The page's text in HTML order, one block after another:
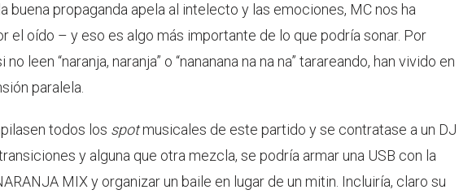
buena propaganda apela al intelecto y las emociones, MC nos ha
el oído – y eso es algo más importante de lo que podría sonar. Por
no leen “naranja, naranja” o “nananana na na na” tarareando, han vivido en
paralela.
todos los spotmusicales de este partido y se contratase a un DJ
y alguna que otra mezcla, se podría armar una USB con la
MIX y organizar un baile en lugar de un mitin. Incluiría, claro su